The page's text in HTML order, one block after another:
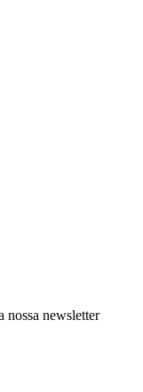
nossa newsletter